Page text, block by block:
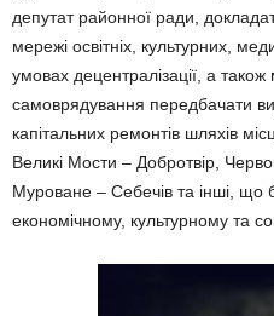
депутат районної ради,
мере­жі освітніх, культурних,
умовах де­централізації, а
самовряду­вання передбачати
капітальних ремонтів шляхів
Великі Мости – Добротвір,
Муроване – Себечів та інші, що
еконо­мічному, культурному та